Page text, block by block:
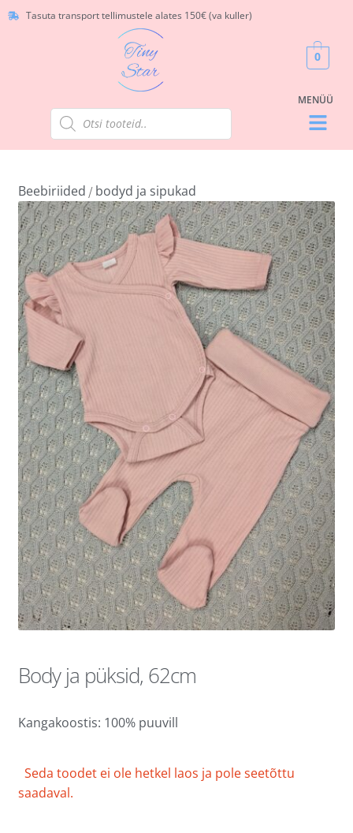
Tasuta transport tellimustele alates 150€ (va kuller)
0
Beebiriided / bodyd ja sipukad
Body ja püksid, 62cm
Kangakoostis: 100% puuvill
Seda toodet ei ole hetkel laos ja pole seetõttu
saadaval.